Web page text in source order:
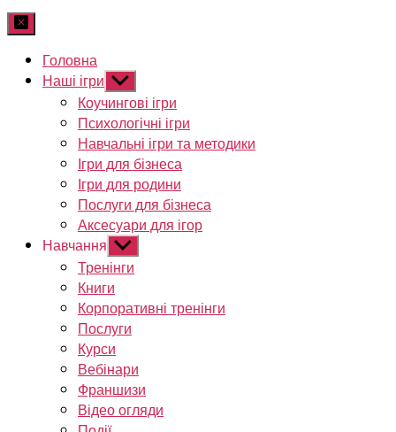
Головна
Наші ігри Показати
підменю
Коучингові ігри
Психологічні ігри
Навчальні ігри та методики
Ігри для бізнеса
Ігри для родини
Послуги для бізнеса
Аксесуари для ігор
Навчання Показати
підменю
Тренінги
Книги
Корпоративні тренінги
Послуги
Курси
Вебінари
Франшизи
Відео огляди